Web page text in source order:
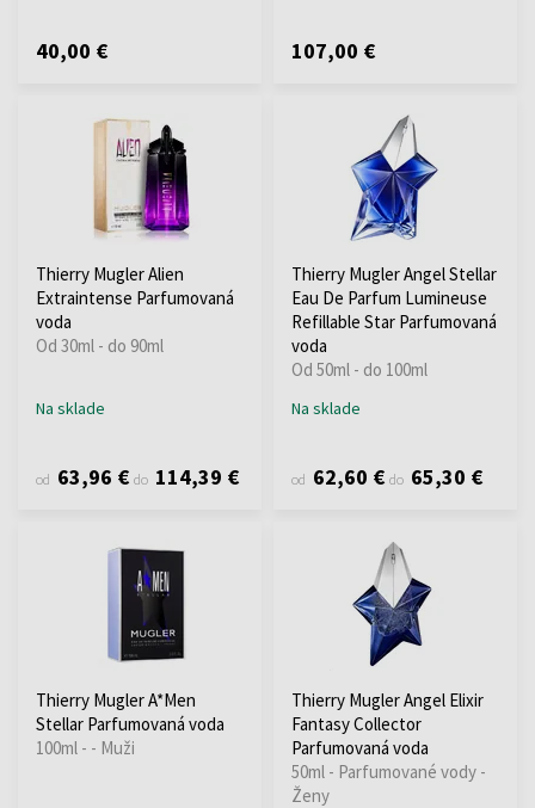
40,00 € 107,00 €
Thierry Mugler Alien
Extraintense Parfumovaná
voda
Od 30ml - do 90ml
Na sklade
od 63,96 € do 114,39 €
Thierry Mugler Angel Stellar
Eau De Parfum Lumineuse
Refillable Star Parfumovaná
voda
Od 50ml - do 100ml
Na sklade
od 62,60 € do 65,30 €
Thierry Mugler A*Men
Stellar Parfumovaná voda
100ml - - Muži
Thierry Mugler Angel Elixir
Fantasy Collector
Parfumovaná voda
50ml - Parfumované vody -
Ženy